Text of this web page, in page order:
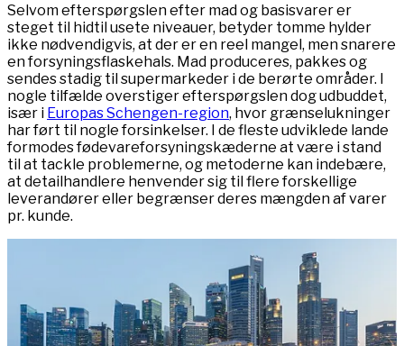
Selvom efterspørgslen efter mad og basisvarer er
steget til hidtil usete niveauer, betyder tomme hylder
ikke nødvendigvis, at der er en reel mangel, men snarere
en forsyningsflaskehals. Mad produceres, pakkes og
sendes stadig til supermarkeder i de berørte områder. I
nogle tilfælde overstiger efterspørgslen dog udbuddet,
især i Europas Schengen-region, hvor grænselukninger
har ført til nogle forsinkelser. I de fleste udviklede lande
formodes fødevareforsyningskæderne at være i stand
til at tackle problemerne, og metoderne kan indebære,
at detailhandlere henvender sig til flere forskellige
leverandører eller begrænser deres mængden af varer
pr. kunde.